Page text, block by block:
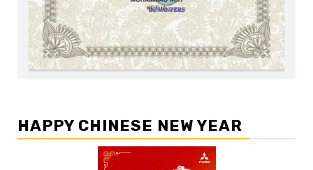
HAPPY CHINESE NEW YEAR